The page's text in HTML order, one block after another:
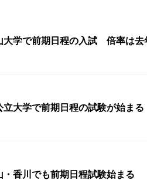
大学で前期日程の入試 倍率は去
立大学で前期日程の試験が始ま
・香川でも前期日程試験始ま